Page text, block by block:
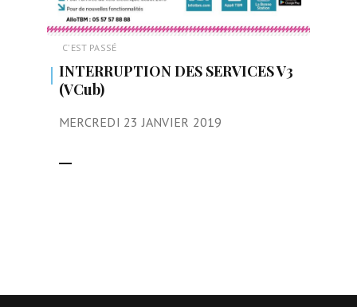
C'EST PASSÉ
INTERRUPTION DES SERVICES V3
(VCub)
MERCREDI 23 JANVIER 2019